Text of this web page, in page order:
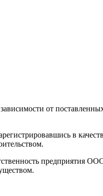
от
в
предприятия